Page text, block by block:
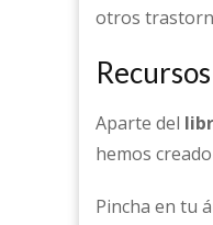
otros
Recursos
Aparte del
hemos
Pincha en tu